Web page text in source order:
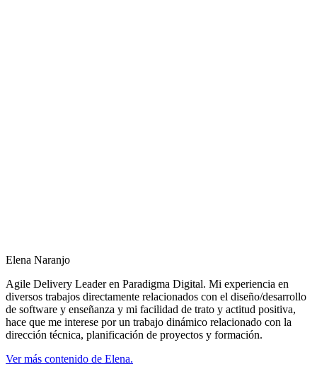
Elena Naranjo
Agile Delivery Leader en Paradigma Digital. Mi experiencia en
diversos trabajos directamente relacionados con el diseño/desarrollo
de software y enseñanza y mi facilidad de trato y actitud positiva,
hace que me interese por un trabajo dinámico relacionado con la
dirección técnica, planificación de proyectos y formación.
Ver más contenido de Elena.